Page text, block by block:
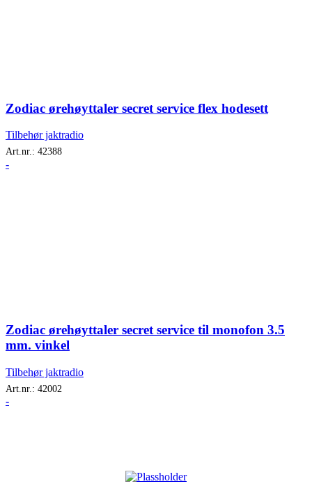
Zodiac ørehøyttaler secret service flex hodesett
Tilbehør jaktradio
Art.nr.: 42388
-
Zodiac ørehøyttaler secret service til monofon 3.5
mm. vinkel
Tilbehør jaktradio
Art.nr.: 42002
-